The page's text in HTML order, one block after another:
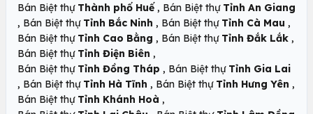
Bán Biệt thự Thành phố Huế , Bán Biệt thự Tỉnh An Giang
, Bán Biệt thự Tỉnh Bắc Ninh , Bán Biệt thự Tỉnh Cà Mau ,
Bán Biệt thự Tỉnh Cao Bằng , Bán Biệt thự Tỉnh Đắk Lắk ,
Bán Biệt thự Tỉnh Điện Biên ,
Bán Biệt thự Tỉnh Đồng Tháp , Bán Biệt thự Tỉnh Gia Lai
, Bán Biệt thự Tỉnh Hà Tĩnh , Bán Biệt thự Tỉnh Hưng Yên ,
Bán Biệt thự Tỉnh Khánh Hoà ,